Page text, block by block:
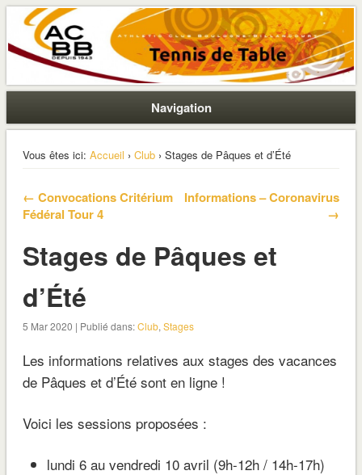
ACBB – Tennis de Table
La section ping de Boulogne
Navigation
Vous êtes ici: Accueil › Club› Stages de Pâques et d’Été
← Convocations Critérium
Fédéral Tour 4
Informations – Coronavirus
→
Stages de Pâques et
d’Été
5 Mar 2020 | Publié dans:Club, Stages
Les informations relatives aux stages des vacances
de Pâques et d’Été sont en ligne !
Voici les sessions proposées :
lundi 6 au vendredi 10 avril (9h-12h / 14h-17h)